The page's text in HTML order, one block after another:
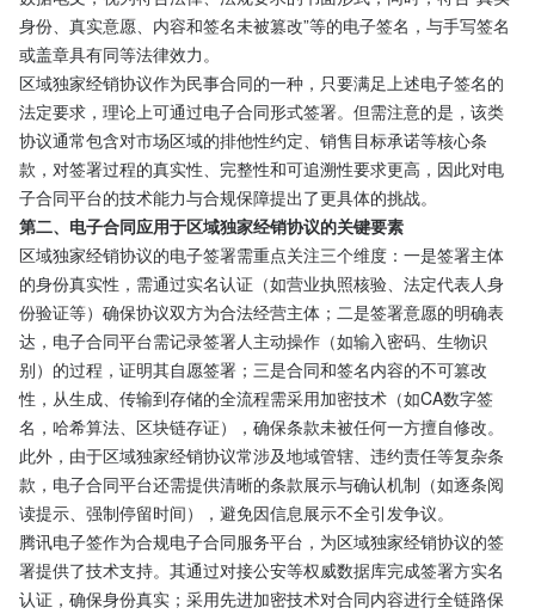
身份、真实意愿、内容和签名未被篡改”等的电子签名，与手写签名
或盖章具有同等法律效力。
区域独家经销协议作为民事合同的一种，只要满足上述电子签名的
法定要求，理论上可通过电子合同形式签署。但需注意的是，该类
协议通常包含对市场区域的排他性约定、销售目标承诺等核心条
款，对签署过程的真实性、完整性和可追溯性要求更高，因此对电
子合同平台的技术能力与合规保障提出了更具体的挑战。
第二、电子合同应用于区域独家经销协议的关键要素
区域独家经销协议的电子签署需重点关注三个维度：一是签署主体
的身份真实性，需通过实名认证（如营业执照核验、法定代表人身
份验证等）确保协议双方为合法经营主体；二是签署意愿的明确表
达，电子合同平台需记录签署人主动操作（如输入密码、生物识
别）的过程，证明其自愿签署；三是合同和签名内容的不可篡改
性，从生成、传输到存储的全流程需采用加密技术（如CA数字签
名，哈希算法、区块链存证），确保条款未被任何一方擅自修改。
此外，由于区域独家经销协议常涉及地域管辖、违约责任等复杂条
款，电子合同平台还需提供清晰的条款展示与确认机制（如逐条阅
读提示、强制停留时间），避免因信息展示不全引发争议。
腾讯电子签作为合规电子合同服务平台，为区域独家经销协议的签
署提供了技术支持。其通过对接公安等权威数据库完成签署方实名
认证，确保身份真实；采用先进加密技术对合同内容进行全链路保